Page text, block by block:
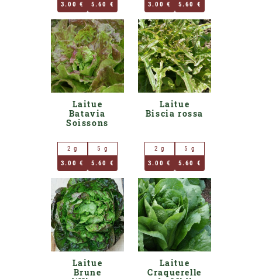
3.00 €
5.60 €
3.00 €
5.60 €
Laitue
Batavia
Soissons
2 g
3.00 €
5 g
5.60 €
Laitue
Biscia rossa
2 g
3.00 €
5 g
5.60 €
Laitue
Brune
Laitue
Craquerelle